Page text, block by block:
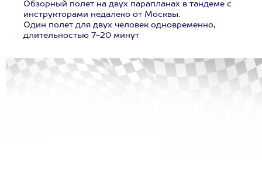
Обзорный полет на двух парапланах в тандеме с
инструкторами недалеко от Москвы.
Один полет для двух человек одновременно,
длительностью 7-20 минут